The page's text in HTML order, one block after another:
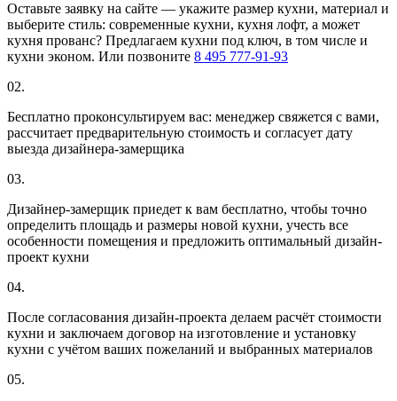
Оставьте заявку на сайте — укажите размер кухни, материал и
выберите стиль: современные кухни, кухня лофт, а может
кухня прованс? Предлагаем кухни под ключ, в том числе и
кухни эконом. Или позвоните 8 495 777-91-93
02.
Бесплатно проконсультируем вас: менеджер свяжется с вами,
рассчитает предварительную стоимость и согласует дату
выезда дизайнера-замерщика
03.
Дизайнер-замерщик приедет к вам бесплатно, чтобы точно
определить площадь и размеры новой кухни, учесть все
особенности помещения и предложить оптимальный дизайн-
проект кухни
04.
После согласования дизайн-проекта делаем расчёт стоимости
кухни и заключаем договор на изготовление и установку
кухни с учётом ваших пожеланий и выбранных материалов
05.